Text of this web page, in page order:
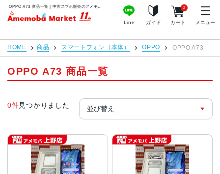
アメモバマーケット
Line ガイド カート
0
メニュー
HOME 商品 スマートフォン（本体） OPPO OPPO A73
OPPO A73 商品一覧
0件見つかりました